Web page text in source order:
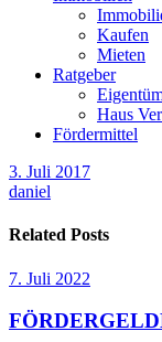
Kaufen
Mieten
Ratgeber
Haus
Fördermittel
3. Juli 2017
daniel
Related Posts
7. Juli 2022